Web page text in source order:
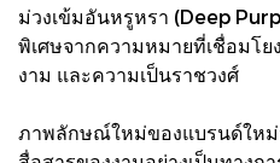
ม่วงเข้มอันหรูหรา (Deep
พิเศษจากความหมายที่เชื่อมโ
งาม และความเป็นราชวงศ์
ภาพลักษณ์ใหม่ของแบรนด์ใหม่